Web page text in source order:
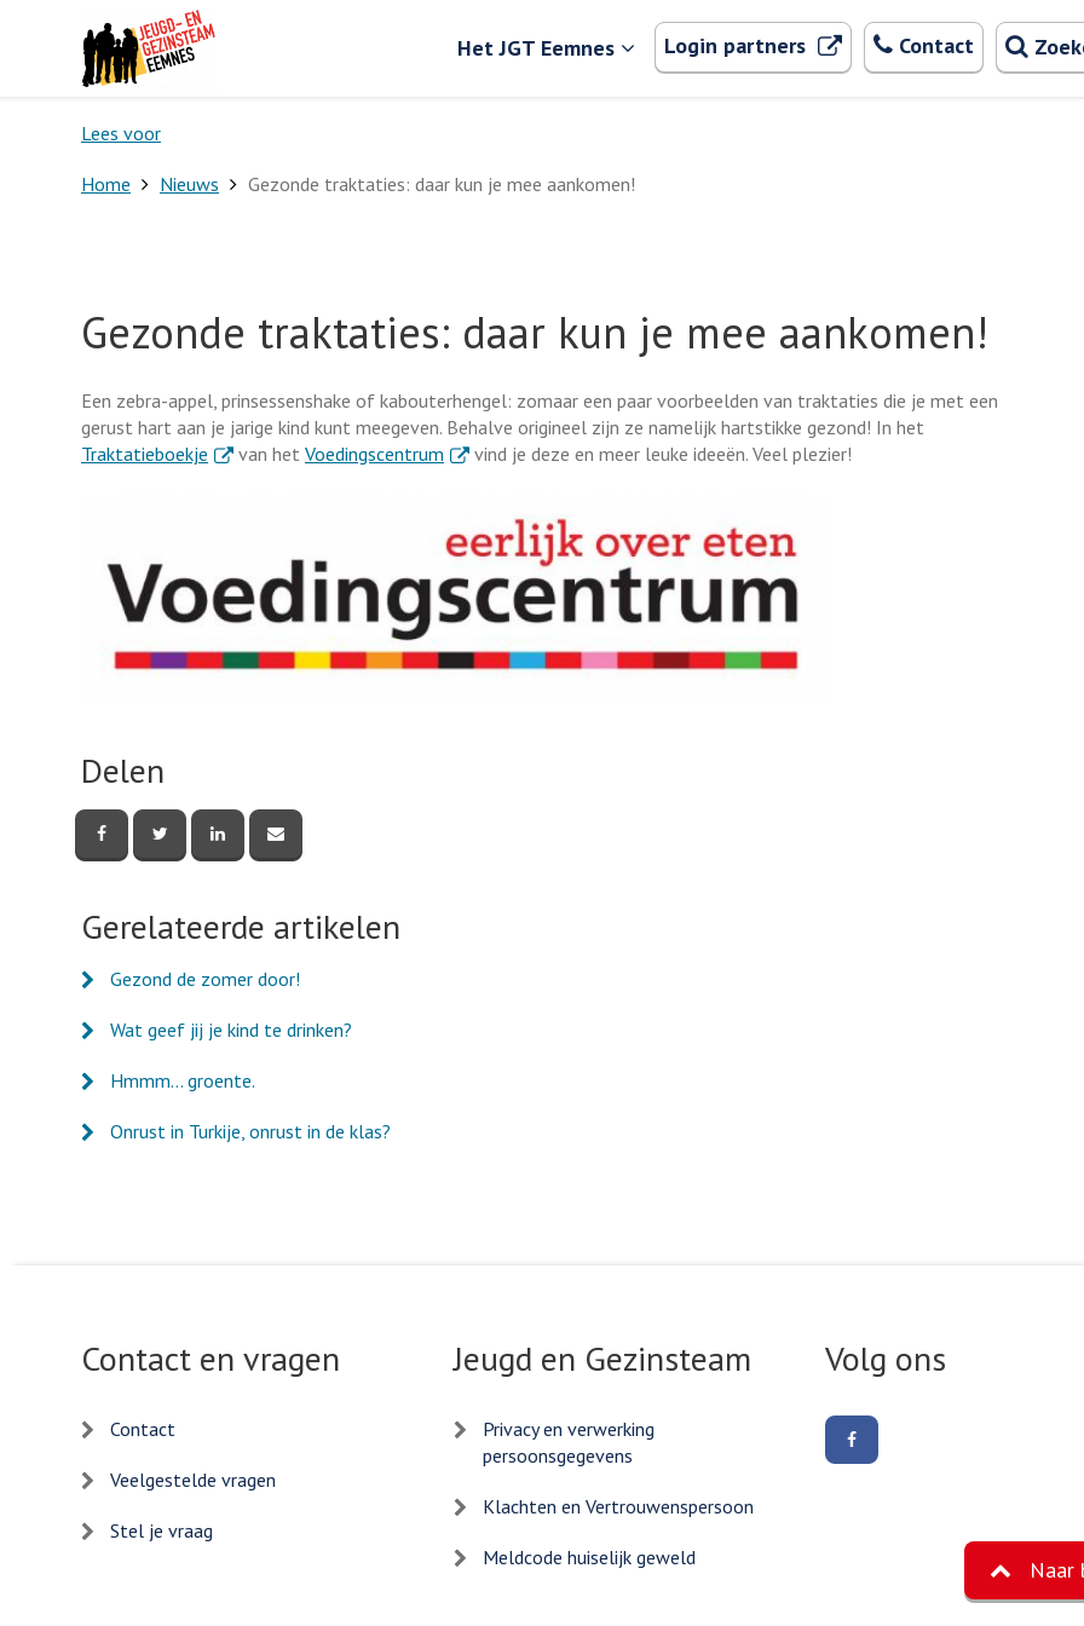
Het JGT Eemnes Login partners . Externe linkContact
Lees voor
Zoeken
Home Nieuws Gezonde traktaties: daar kun je mee aankomen!
Gezonde traktaties: daar kun je mee aankomen!
Een zebra-appel, prinsessenshake of kabouterhengel: zomaar een paar voorbeelden van traktaties die je met een
gerust hart aan je jarige kind kunt meegeven. Behalve origineel zijn ze namelijk hartstikke gezond! In het
Traktatieboekje . Externe link
van het Voedingscentrum . Externe link
vind je deze en meer leuke ideeën. Veel plezier!
Delen
deze
pagina
deze
pagina
deze
pagina
deze
pagina
mail
Gerelateerde artikelen
Gezond de zomer door!
Wat geef jij je kind te drinken?
Hmmm... groente.
Onrust in Turkije, onrust in de klas?
Contact en vragen
Contact
Veelgestelde vragen
Stel je vraag
Jeugd en Gezinsteam
Privacy en verwerking
persoonsgegevens
Klachten en Vertrouwenspersoon
Meldcode huiselijk geweld
Volg ons
ons
Naar